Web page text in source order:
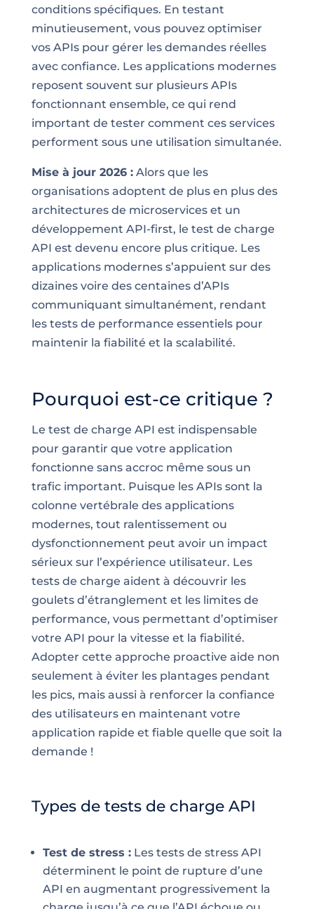
conditions spécifiques. En testant
minutieusement, vous pouvez optimiser
vos APIs pour gérer les demandes réelles
avec confiance. Les applications modernes
reposent souvent sur plusieurs APIs
fonctionnant ensemble, ce qui rend
important de tester comment ces services
performent sous une utilisation simultanée.
Mise à jour 2026 :Alors que les
organisations adoptent de plus en plus des
architectures de microservices et un
développement API-first, le test de charge
API est devenu encore plus critique. Les
applications modernes s’appuient sur des
dizaines voire des centaines d’APIs
communiquant simultanément, rendant
les tests de performance essentiels pour
maintenir la fiabilité et la scalabilité.
Pourquoi est-ce critique ?
Le test de charge API est indispensable
pour garantir que votre application
fonctionne sans accroc même sous un
trafic important. Puisque les APIs sont la
colonne vertébrale des applications
modernes, tout ralentissement ou
dysfonctionnement peut avoir un impact
sérieux sur l’expérience utilisateur. Les
tests de charge aident à découvrir les
goulets d’étranglement et les limites de
performance, vous permettant d’optimiser
votre API pour la vitesse et la fiabilité.
Adopter cette approche proactive aide non
seulement à éviter les plantages pendant
les pics, mais aussi à renforcer la confiance
des utilisateurs en maintenant votre
application rapide et fiable quelle que soit la
demande !
Types de tests de charge API
Test de stress :Les tests de stress API
déterminent le point de rupture d’une
API en augmentant progressivement la